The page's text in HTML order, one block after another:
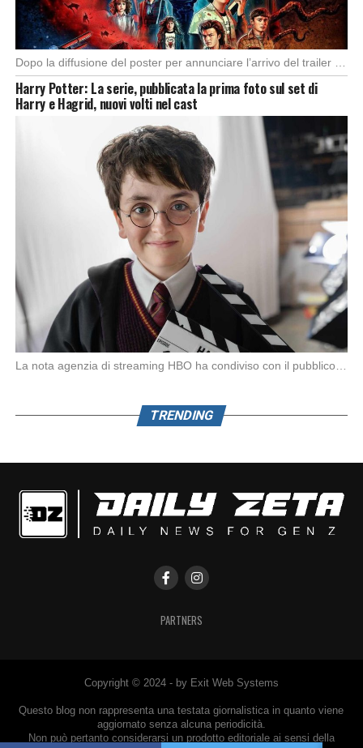
Harry Potter: La serie, pubblicata la prima foto sul set di
Harry e Hagrid, nuovi volti nel cast
TRENDING
PARTNERS
Copyright © 2024 - by Exit Web Systems
Questo blog non rappresenta una testata giornalistica in quanto viene
aggiornato senza alcuna periodicità.
Non può pertanto considerarsi un prodotto editoriale ai sensi della